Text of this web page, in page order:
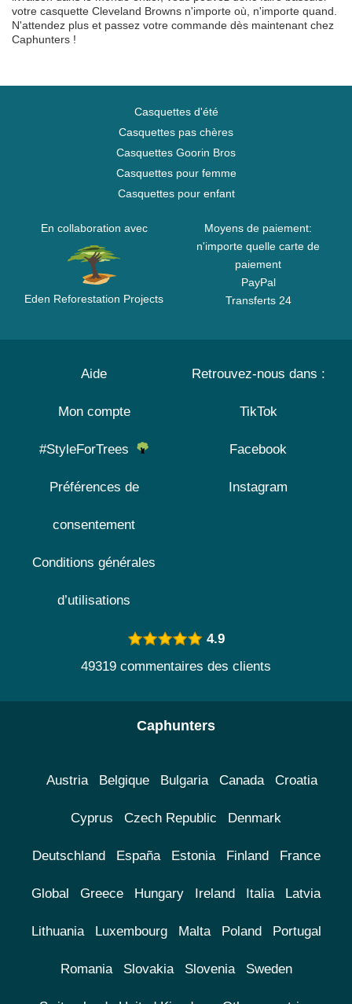
votre casquette Cleveland Browns n'importe où, n'importe quand.
N'attendez plus et passez votre commande dès maintenant chez
Caphunters !
Casquettes d'été
Casquettes pas chères
Casquettes Goorin Bros
Casquettes pour femme
Casquettes pour enfant
En collaboration avec
Eden Reforestation Projects
Moyens de paiement:
n'importe quelle carte de
paiement
PayPal
Transferts 24
Aide
Mon compte
#StyleForTrees
Préférences de
consentement
Conditions générales
d’utilisations
Retrouvez-nous dans :
TikTok
Facebook
Instagram
4.9
49319 commentaires des clients
Caphunters
Austria Belgique Bulgaria Canada Croatia
Cyprus Czech Republic Denmark
Deutschland España Estonia Finland France
Global Greece Hungary Ireland Italia Latvia
Lithuania Luxembourg Malta Poland Portugal
Romania Slovakia Slovenia Sweden